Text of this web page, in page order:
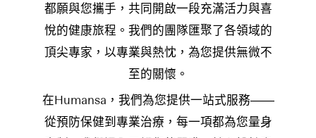
都願與您攜手，共同開啟一段充滿活力與喜
悅的健康旅程。我們的團隊匯聚了各領域的
頂尖專家，以專業與熱忱，為您提供無微不
至的關懷。
在Humansa，我們為您提供一站式服務——
從預防保健到專業治療，每一項都為您量身